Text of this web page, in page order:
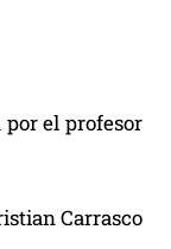
el profesor
Carrasco